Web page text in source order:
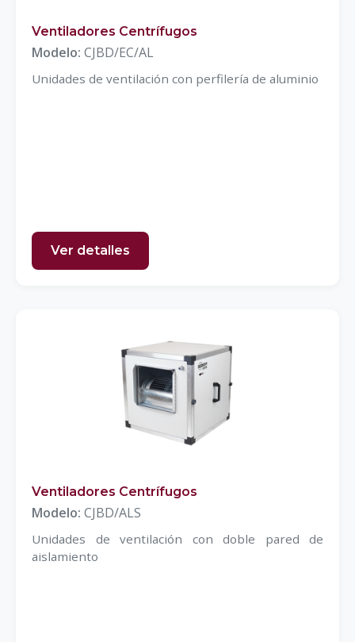
Ventiladores Centrífugos
Modelo: CJBD/EC/AL
Unidades de ventilación con perfilería de aluminio
Ver detalles
Ventiladores Centrífugos
Modelo: CJBD/ALS
Unidades de ventilación con doble pared de
aislamiento